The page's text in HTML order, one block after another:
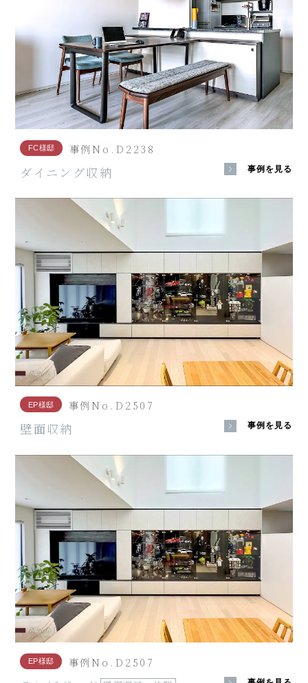
FC様邸 事例No.D2238
ダイニング収納 事例を見る
EP様邸 事例No.D2507
壁面収納 事例を見る
EP様邸 事例No.D2507